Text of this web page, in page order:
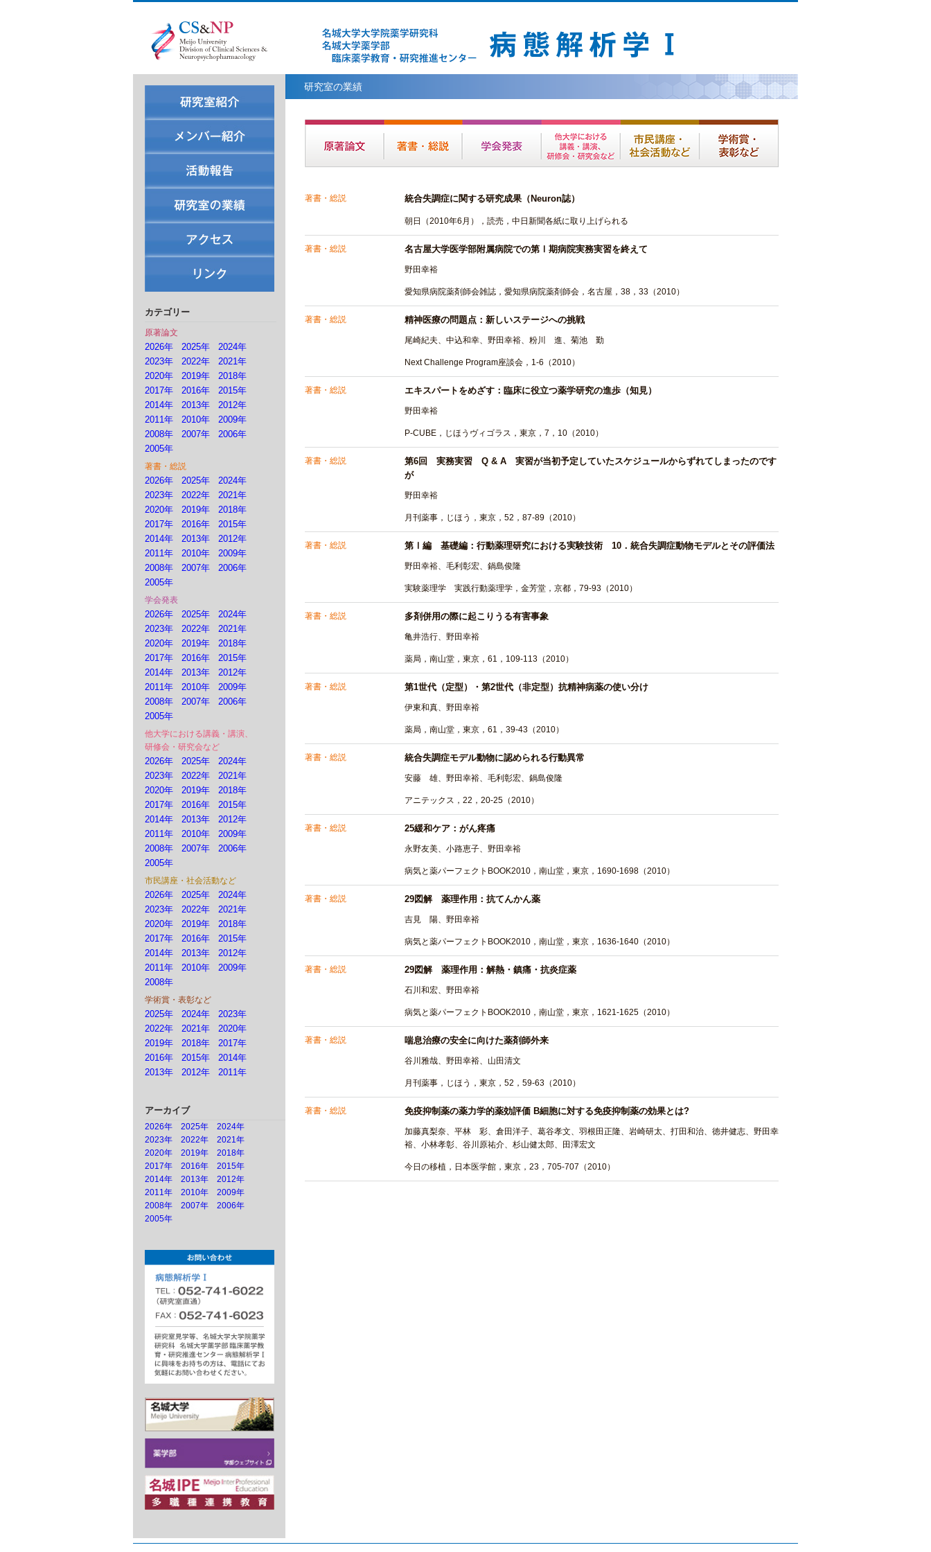
カテゴリー
原著論文
2026年 2025年
2024年
2023年
2022年
2021年
2020年
2019年
2018年
2017年
2016年
2015年
2014年
2013年
2012年
2011年
2010年
2009年
2008年
2007年
2006年
2005年
著書・総説
2026年 2025年
2024年
2023年
2022年
2021年
2020年
2019年
2018年
2017年
2016年
2015年
2014年
2013年
2012年
2011年
2010年
2009年
2008年
2007年
2006年
2005年
学会発表
2026年 2025年
2024年
2023年
2022年
2021年
2020年
2019年
2018年
2017年
2016年
2015年
2014年
2013年
2012年
2011年
2010年
2009年
2008年
2007年
2006年
2005年
他大学における講義・講演、
研修会・研究会など
2026年 2025年
2024年
2023年
2022年
2021年
2020年
2019年
2018年
2017年
2016年
2015年
2014年
2013年
2012年
2011年
2010年
2009年
2008年
2007年
2006年
2005年
市民講座・社会活動など
2026年 2025年
2024年
2023年
2022年
2021年
2020年
2019年
2018年
2017年
2016年
2015年
2014年
2013年
2012年
2011年
2010年
2009年
2008年
学術賞・表彰など
2025年 2024年
2023年
2022年
2021年
2020年
2019年
2018年
2017年
2016年
2015年
2014年
2013年
2012年 2011年
アーカイブ
2026年 2025年
2024年
2023年
2022年
2021年
2020年
2019年
2018年
2017年
2016年
2015年
2014年
2013年
2012年
2011年
2010年
2009年
2008年
2007年
2006年
2005年
研究室の業績
著書・総説 統合失調症に関する研究成果（Neuron誌）
朝日（2010年6月），読売，中日新聞各紙に取り上げられる
著書・総説 名古屋大学医学部附属病院での第Ⅰ期病院実務実習を終えて
野田幸裕
愛知県病院薬剤師会雑誌，愛知県病院薬剤師会，名古屋，38，33（2010）
著書・総説 精神医療の問題点：新しいステージへの挑戦
尾崎紀夫、中込和幸、野田幸裕、粉川 進、菊池 勤
Next Challenge Program座談会，1-6（2010）
著書・総説 エキスパートをめざす：臨床に役立つ薬学研究の進歩（知見）
野田幸裕
P-CUBE，じほうヴィゴラス，東京，7，10（2010）
著書・総説
第6回 実務実習 Q & A 実習が当初予定していたスケジュールからずれてしまったのです
が
野田幸裕
月刊薬事，じほう，東京，52，87-89（2010）
著書・総説 第Ⅰ編 基礎編：行動薬理研究における実験技術 10．統合失調症動物モデルとその評価法
野田幸裕、毛利彰宏、鍋島俊隆
実験薬理学 実践行動薬理学，金芳堂，京都，79-93（2010）
著書・総説 多剤併用の際に起こりうる有害事象
亀井浩行、野田幸裕
薬局，南山堂，東京，61，109-113（2010）
著書・総説 第1世代（定型）・第2世代（非定型）抗精神病薬の使い分け
伊東和真、野田幸裕
薬局，南山堂，東京，61，39-43（2010）
著書・総説 統合失調症モデル動物に認められる行動異常
安藤 雄、野田幸裕、毛利彰宏、鍋島俊隆
アニテックス，22，20-25（2010）
著書・総説 25緩和ケア：がん疼痛
永野友美、小路恵子、野田幸裕
病気と薬パーフェクトBOOK2010，南山堂，東京，1690-1698（2010）
著書・総説 29図解 薬理作用：抗てんかん薬
吉見 陽、野田幸裕
病気と薬パーフェクトBOOK2010，南山堂，東京，1636-1640（2010）
著書・総説 29図解 薬理作用：解熱・鎮痛・抗炎症薬
石川和宏、野田幸裕
病気と薬パーフェクトBOOK2010，南山堂，東京，1621-1625（2010）
著書・総説 喘息治療の安全に向けた薬剤師外来
谷川雅哉、野田幸裕、山田清文
月刊薬事，じほう，東京，52，59-63（2010）
著書・総説 免疫抑制薬の薬力学的薬効評価 B細胞に対する免疫抑制薬の効果とは?
加藤真梨奈、平林 彩、倉田洋子、葛谷孝文、羽根田正隆、岩崎研太、打田和治、徳井健志、野田幸
裕、小林孝彰、谷川原祐介、杉山健太郎、田澤宏文
今日の移植，日本医学館，東京，23，705-707（2010）